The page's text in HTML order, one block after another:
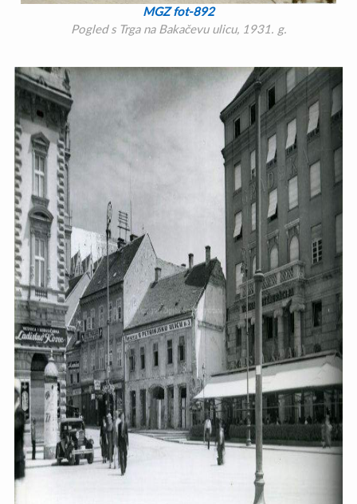
MGZ fot-892
Pogled s Trga na Bakačevu ulicu, 1931. g.